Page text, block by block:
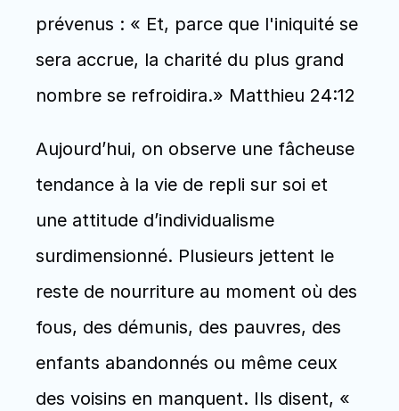
prévenus : « Et, parce que l'iniquité se
sera accrue, la charité du plus grand
nombre se refroidira.» Matthieu 24:12
Aujourd’hui, on observe une fâcheuse
tendance à la vie de repli sur soi et
une attitude d’individualisme
surdimensionné. Plusieurs jettent le
reste de nourriture au moment où des
fous, des démunis, des pauvres, des
enfants abandonnés ou même ceux
des voisins en manquent. Ils disent, «